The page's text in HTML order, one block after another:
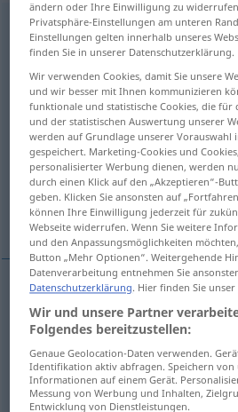
Besonderheitf <Besonderheit;
Übersicht aller Übersetzungen
(Für mehr Details die Übersetzung
idiosyncrasy, peculiarity
exceptional feature
peculiarity ,particularity,special(
feature
BesonderheitEigenart
ändern oder Ihre Einwilligung zu
Privatsphäre-Einstellungen am unteren
Einstellungen gelten innerhalb unseres
finden Sie in unserer Datenschutzerklärung.
Wir verwenden Cookies, damit Sie unsere
und wir besser mit Ihnen kommunizieren
funktionale und statistische Cookies, die für
und der statistischen Auswertung unserer
werden auf Grundlage unserer Vorauswahl
gespeichert. Marketing-Cookies und
personalisierter Werbung dienen, werden
durch einen Klick auf den „Akzeptieren“-
geben. Klicken Sie ansonsten auf
können Ihre Einwilligung jederzeit für
Webseite widerrufen. Wenn Sie weitere
und den Anpassungsmöglichkeiten
Button „Mehr Optionen“. Weitergehende
Datenverarbeitung entnehmen Sie
Datenschutzerklärung. Hier finden Sie unser
Wir und unsere Partner
Folgendes bereitzustellen:
Genaue Geolocation-Daten verwenden.
Identifikation aktiv abfragen. Speichern
Informationen auf einem Gerät.
Messung von Werbung und Inhalten,
Entwicklung von Dienstleistungen.